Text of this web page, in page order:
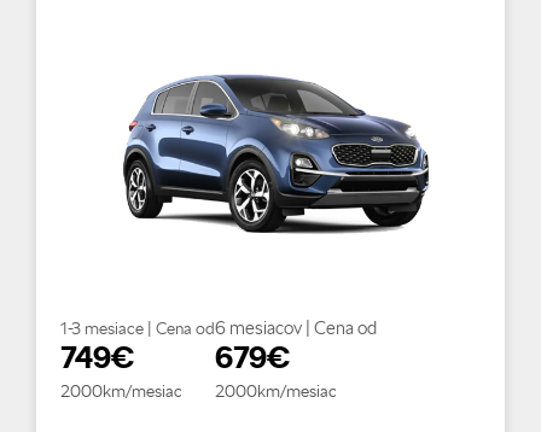
1-3 mesiace | Cena od
749€
2000km/mesiac
6 mesiacov | Cena od
679€
2000km/mesiac